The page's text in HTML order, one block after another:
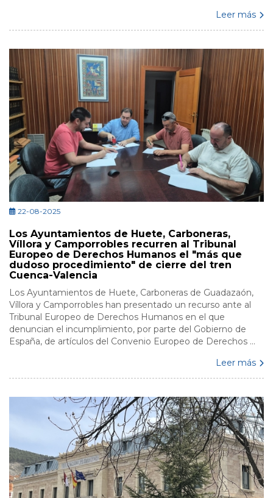
Leer más
22-08-2025
Los Ayuntamientos de Huete, Carboneras,
Víllora y Camporrobles recurren al Tribunal
Europeo de Derechos Humanos el "más que
dudoso procedimiento" de cierre del tren
Cuenca-Valencia
Los Ayuntamientos de Huete, Carboneras de Guadazaón,
Víllora y Camporrobles han presentado un recurso ante al
Tribunal Europeo de Derechos Humanos en el que
denuncian el incumplimiento, por parte del Gobierno de
España, de artículos del Convenio Europeo de Derechos ...
Leer más